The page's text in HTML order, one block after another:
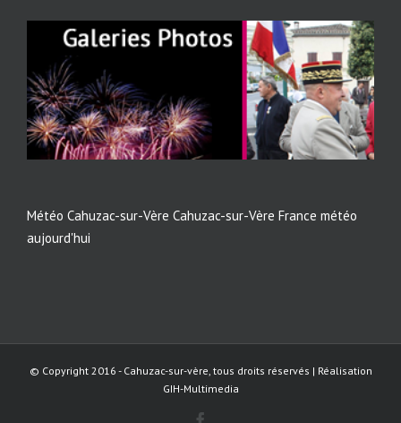
Météo Cahuzac-sur-Vère Cahuzac-sur-Vère France météo
aujourd'hui
© Copyright 2016 - Cahuzac-sur-vère, tous droits réservés | Réalisation
GIH-Multimedia